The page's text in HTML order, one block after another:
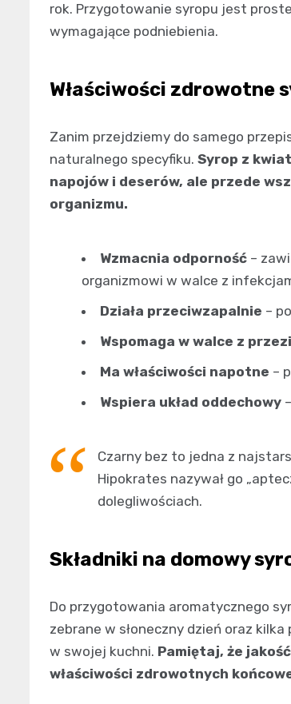
rok. Przygotowanie syropu jest
wymagające podniebienia.
Właściwości zdrowotne
Zanim przejdziemy do samego
naturalnego specyfiku. Syrop z
napojów i deserów, ale przede
organizmu.
Wzmacnia odporność –
organizmowi w walce z
Działa przeciwzapalnie –
Wspomaga w walce z
Ma właściwości napotne –
Wspiera układ oddechowy
Czarny bez to jedna z
Hipokrates nazywał go
dolegliwościach.
Składniki na domowy
Do przygotowania aromatycznego
zebrane w słoneczny dzień oraz
w swojej kuchni. Pamiętaj, że
właściwości zdrowotnych